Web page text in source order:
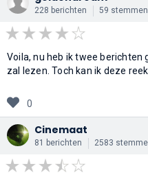
228 berichten 59 stemmen
Voila, nu heb ik twee berichten
zal lezen. Toch kan ik deze
0
Cinemaat
81 berichten 2583